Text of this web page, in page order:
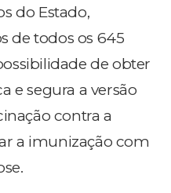
do Estado,
de todos os 645
de obter
e segura a versão
contra a
a imunização com